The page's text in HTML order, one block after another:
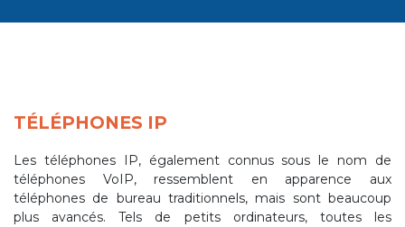
TÉLÉPHONES IP
Les téléphones IP, également connus sous le nom de
téléphones VoIP, ressemblent en apparence aux
téléphones de bureau traditionnels, mais sont beaucoup
plus avancés. Tels de petits ordinateurs, toutes les